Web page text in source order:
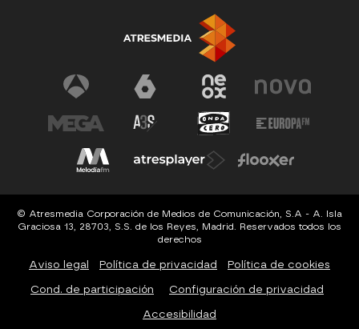
© Atresmedia Corporación de Medios de Comunicación, S.A - A. Isla
Graciosa 13, 28703, S.S. de los Reyes, Madrid. Reservados todos los
derechos
Aviso legal Política de privacidad Política de cookies
Cond. de participación Configuración de privacidad
Accesibilidad